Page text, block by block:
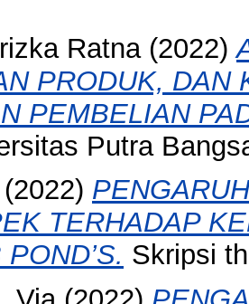
Ratna(2022)
PRODUK, DAN
PEMBELIAN
Putra
(2022)
TERHADAP
Skripsi